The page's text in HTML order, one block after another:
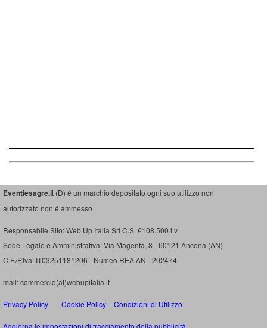
Eventiesagre.it (D) é un marchio depositato ogni suo utilizzo non
autorizzato non é ammesso
Responsabile Sito: Web Up Italia Srl C.S. €108.500 i.v
Sede Legale e Amministrativa: Via Magenta, 8 - 60121 Ancona (AN)
C.F./P.Iva: IT03251181206 - Numeo REA AN - 202474
mail: commercio(at)webupitalia.it
Privacy Policy - Cookie Policy -Condizioni di Utilizzo